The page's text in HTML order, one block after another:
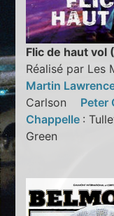
Flic de haut vol
Réalisé par Les
Martin
Carlson Peter
Chappelle :
Green